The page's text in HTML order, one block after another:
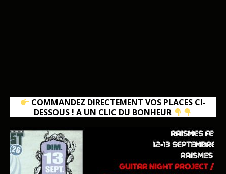
COMMANDEZ DIRECTEMENT VOS PLACES CI-
DESSOUS ! A UN CLIC DU BONHEUR